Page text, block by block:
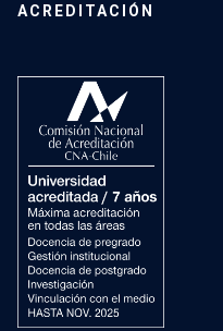
ACREDITACIÓN